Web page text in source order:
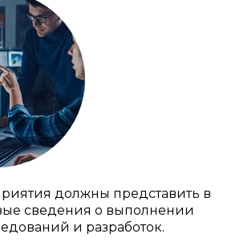
должны представить в
сведения о выполнении
и разработок.